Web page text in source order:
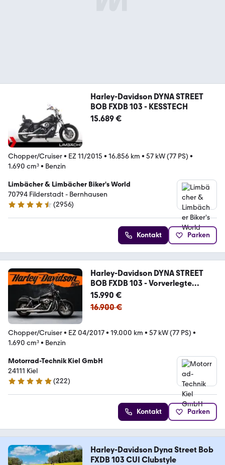
Harley-Davidson DYNA STREET
BOB FXDB 103 - KESSTECH
15.689 €
Chopper/Cruiser• EZ 11/2015 • 16.856 km • 57 kW (77 PS) •
1.690 cm³• Benzin
Limbächer & Limbächer Biker's World
70794 Filderstadt - Bernhausen
4.7 Sterne
(2956)
Kontakt Parken
Harley-Davidson DYNA STREET
BOB FXDB 103 - Vorverlegte
Fußrasten
15.990 €
16.900 €
Chopper/Cruiser• EZ 04/2017• 19.000 km • 57 kW (77 PS) •
1.690 cm³• Benzin
Motorrad-Technik Kiel GmbH
24111 Kiel
4.9 Sterne
(222)
Kontakt Parken
Harley-Davidson Dyna Street Bob
FXDB 103 CUI Clubstyle